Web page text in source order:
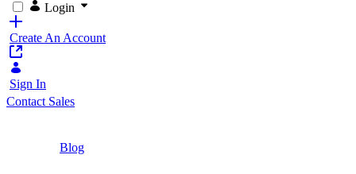
Login
Create An Account
Sign In
Contact Sales
Blog